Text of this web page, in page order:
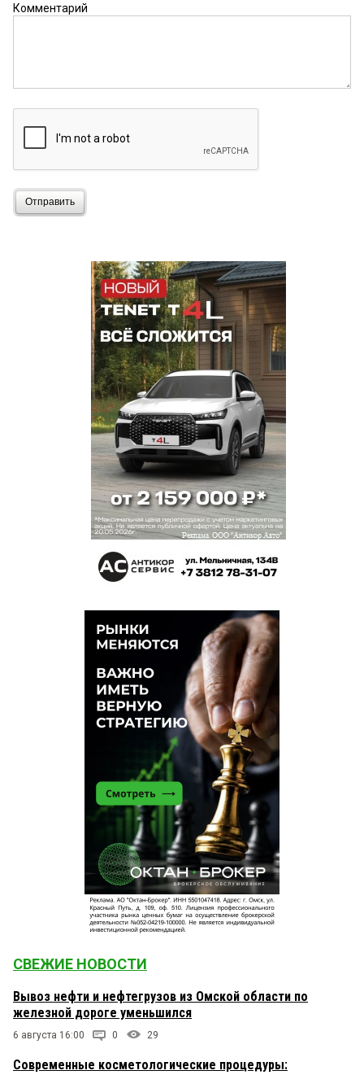
Комментарий
Отправить
СВЕЖИЕ НОВОСТИ
Вывоз нефти и нефтегрузов из Омской области по
железной дороге уменьшился
6 августа 16:00 0 29
Современные косметологические процедуры: